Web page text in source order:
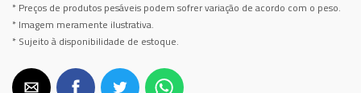
* Preços de produtos pesáveis podem sofrer variação de acordo com o peso.
* Imagem meramente ilustrativa.
* Sujeito à disponibilidade de estoque.